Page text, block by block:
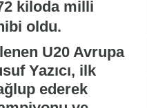
kiloda milli
oldu.
U20 Avrupa
Yazıcı, ilk
ederek